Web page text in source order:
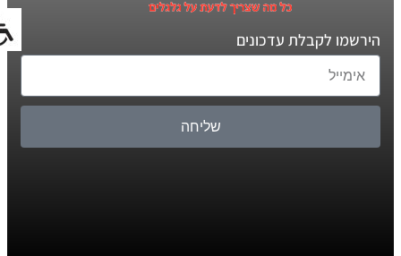
הירשמו לקבלת עדכונים
שליחה